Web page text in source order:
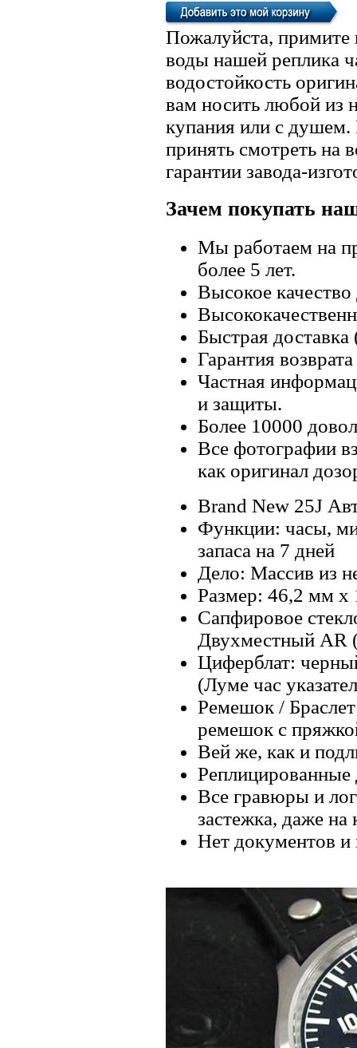
Пожалуйста, примите
воды нашей реплика
водостойкость
вам носить любой из
купания или с
принять смотреть на
гарантии завода-
Зачем покупать
Мы работаем на
более 5 лет.
Высокое
Быстрая
Гарантия возврата
Частная
и защиты.
Более 10000
Все фотографии
как оригинал
Brand New 25J
Функции: часы,
запаса на 7 дней
Дело: Массив из
Размер: 46,2 мм х
Сапфировое
Двухместный AR
Циферблат:
(Луме час
Ремешок /
ремешок с
Вей же, как и
Реплицированные
Все гравюры и
застежка, даже на
Нет документов и